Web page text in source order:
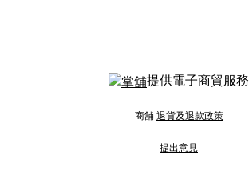
提供電子商貿服務
商舖 退貨及退款政策
提出意見